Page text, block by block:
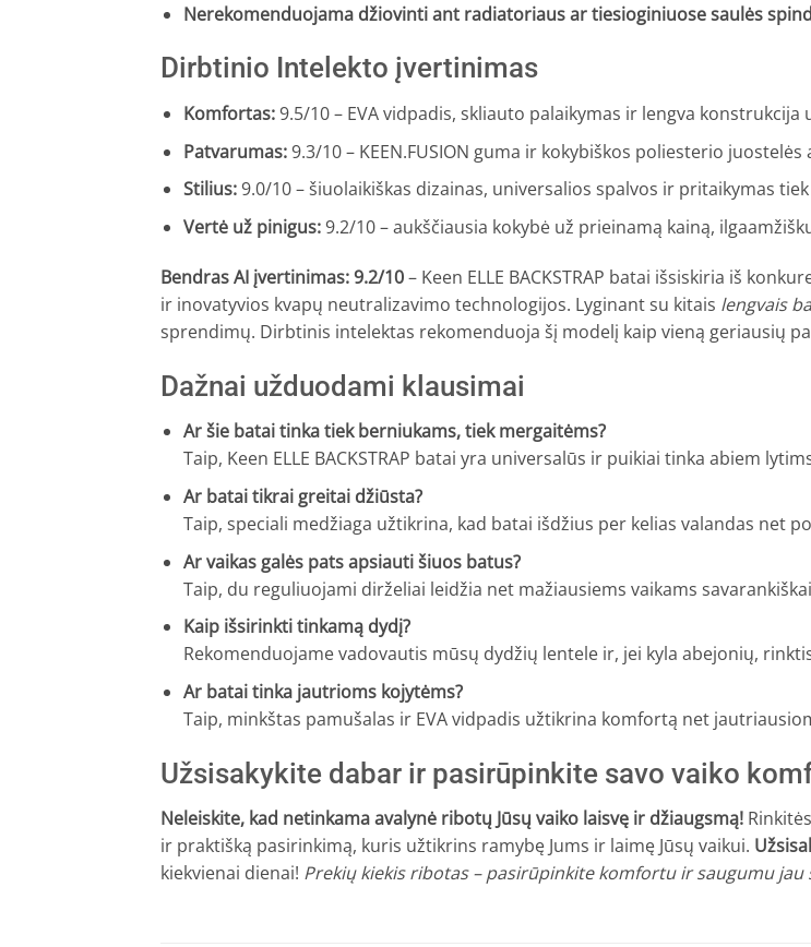
Nerekomenduojama džiovinti ant radiatoriaus ar tiesioginiuose saulės
Dirbtinio Intelekto įvertinimas
Komfortas:9.5/10 – EVA vidpadis, skliauto palaikymas ir lengva
Patvarumas:9.3/10 – KEEN.FUSION guma ir kokybiškos poliesterio
Stilius:9.0/10 – šiuolaikiškas dizainas, universalios spalvos ir pritaikymas
Vertė už pinigus:9.2/10 – aukščiausia kokybė už prieinamą kainą,
Bendras AI įvertinimas: 9.2/10– Keen ELLE BACKSTRAP batai išsiskiria iš
ir inovatyvios kvapų neutralizavimo technologijos. Lyginant su kitais lengvais
sprendimų. Dirbtinis intelektas rekomenduoja šį modelį kaip vieną geriausių
Dažnai užduodami klausimai
Ar šie batai tinka tiek berniukams, tiek mergaitėms?
Taip, Keen ELLE BACKSTRAP batai yra universalūs ir puikiai tinka abiem
Ar batai tikrai greitai džiūsta?
Taip, speciali medžiaga užtikrina, kad batai išdžius per kelias valandas net
Ar vaikas galės pats apsiauti šiuos batus?
Taip, du reguliuojami dirželiai leidžia net mažiausiems vaikams
Kaip išsirinkti tinkamą dydį?
Rekomenduojame vadovautis mūsų dydžių lentele ir, jei kyla abejonių,
Ar batai tinka jautrioms kojytėms?
Taip, minkštas pamušalas ir EVA vidpadis užtikrina komfortą net
Užsisakykite dabar ir pasirūpinkite savo vaiko
Neleiskite, kad netinkama avalynė ribotų Jūsų vaiko laisvę ir džiaugsmą!
ir praktišką pasirinkimą, kuris užtikrins ramybę Jums ir laimę Jūsų vaikui.
kiekvienai dienai! Prekių kiekis ribotas – pasirūpinkite komfortu ir saugumu jau